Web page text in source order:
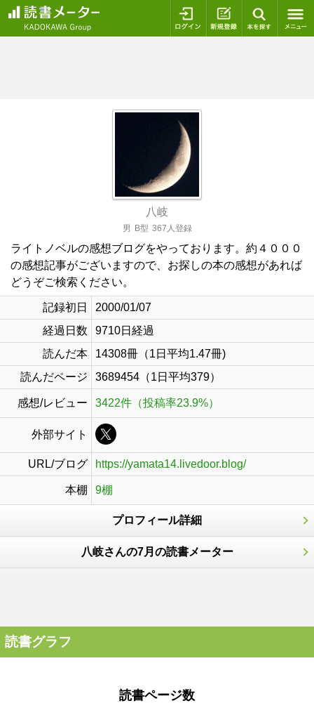
ログイン 新規登録
八岐
男 B型 367人登録
ライトノベルの感想ブログをやっております。約４０００
の感想記事がございますので、お探しの本の感想があれば
どうぞご検索ください。
記録初日
2000/01/07
経過日数
9710日経過
読んだ本
14308冊（1日平均1.47冊)
読んだページ
3689454（1日平均379）
感想/レビュー 3422件（投稿率23.9%）
外部サイト
URL/ブログ https://yamata14.livedoor.blog/
本棚 9棚
プロフィール詳細
八岐さんの7月の読書メーター
読書グラフ
読書ページ数